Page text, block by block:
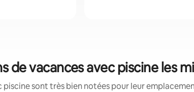
de vacances avec piscine les
piscine sont très bien notées pour leur